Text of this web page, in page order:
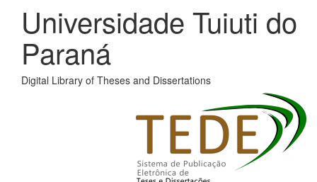
Universidade Tuiuti do
Paraná
Digital Library of Theses and Dissertations